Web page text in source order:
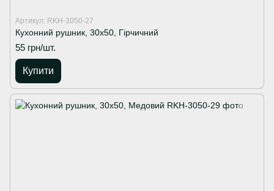
Артикул: RKH-3050-27
Кухонний рушник, 30х50, Гірчичний
55 грн/шт.
Купити